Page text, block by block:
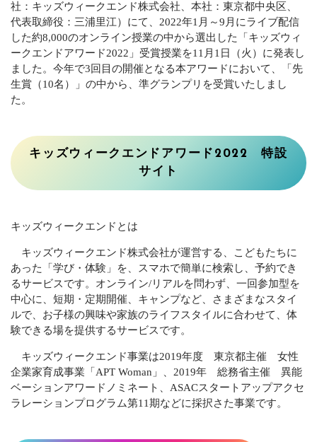
社：キッズウィークエンド株式会社、本社：東京都中央区、
代表取締役：三浦里江）にて、2022年1月～9月にライブ配信
した約8,000のオンライン授業の中から選出した「キッズウィ
ークエンドアワード2022」受賞授業を11月1日（火）に発表し
ました。今年で3回目の開催となる本アワードにおいて、「先
生賞（10名）」の中から、準グランプリを受賞いたしまし
た。
キッズウィークエンドアワード2022 特設
サイト
キッズウィークエンドとは
キッズウィークエンド株式会社が運営する、こどもたちに
あった「学び・体験」を、スマホで簡単に検索し、予約でき
るサービスです。オンライン/リアルを問わず、一回参加型を
中心に、短期・定期開催、キャンプなど、さまざまなスタイ
ルで、お子様の興味や家族のライフスタイルに合わせて、体
験できる場を提供するサービスです。
キッズウィークエンド事業は2019年度 東京都主催 女性
企業家育成事業「APT Woman」、2019年 総務省主催 異能
ベーションアワードノミネート、ASACスタートアップアクセ
ラレーションプログラム第11期などに採択さた事業です。